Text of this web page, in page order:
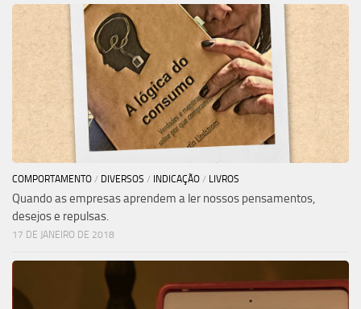
COMPORTAMENTO / DIVERSOS / INDICAÇÃO / LIVROS
Quando as empresas aprendem a ler nossos pensamentos,
desejos e repulsas.
17 DE JANEIRO DE 2018